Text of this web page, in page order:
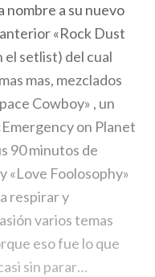
nombre a su nuevo
«Rock Dust
el setlist) del cual
mas, mezclados
Cowboy» , un
on Planet
90 minutos de
«Love Foolosophy»
respirar y
varios temas
eso fue lo que
sin parar…